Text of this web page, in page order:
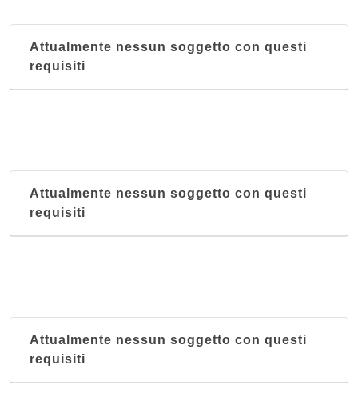
Attualmente nessun soggetto con questi
requisiti
Attualmente nessun soggetto con questi
requisiti
Attualmente nessun soggetto con questi
requisiti